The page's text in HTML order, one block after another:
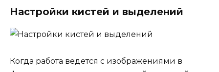
Настройки кистей и выделений
Когда работа ведется с изображениями в